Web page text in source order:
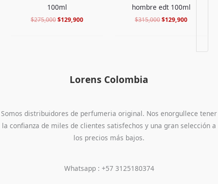
100ml
$275,000$129,900
hombre edt 100ml
$315,000$129,900
Lorens Colombia
Somos distribuidores de perfumeria original. Nos enorgullece tener
la confianza de miles de clientes satisfechos y una gran selección a
los precios más bajos.
Whatsapp : +57 3125180374